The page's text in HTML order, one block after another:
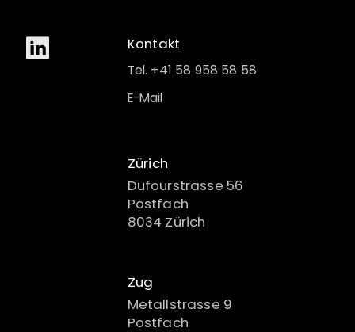
Kontakt
Tel. +41 58 958 58 58
E-Mail
Zürich
Dufourstrasse 56
Postfach
8034 Zürich
Zug
Metallstrasse 9
Postfach